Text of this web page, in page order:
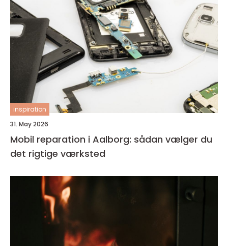
inspiration
31. May 2026
Mobil reparation i Aalborg: sådan vælger du
det rigtige værksted